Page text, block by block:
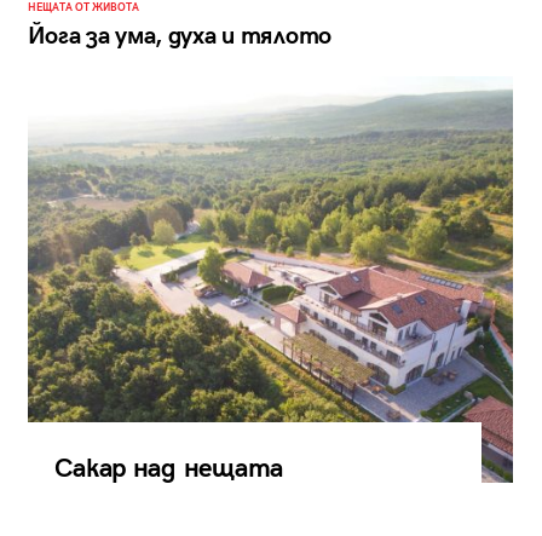
НЕЩАТА ОТ ЖИВОТА
Йога за ума, духа и тялото
Сакар над нещата